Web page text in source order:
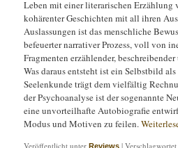
Leben mit einer literarischen Erzählung
kohärenter Geschichten mit all ihren
Auslassungen ist das menschliche
befeuerter narrativer Prozess, voll von
Fragmenten erzählender,
Was daraus entsteht ist ein Selbstbild
Seelenkunde trägt dem vielfältig
der Psychoanalyse ist der sogenannte
eine unvorteilhafte Autobiografie
Modus und Motiven zu feilen.
Veröffentlicht unter Reviews |